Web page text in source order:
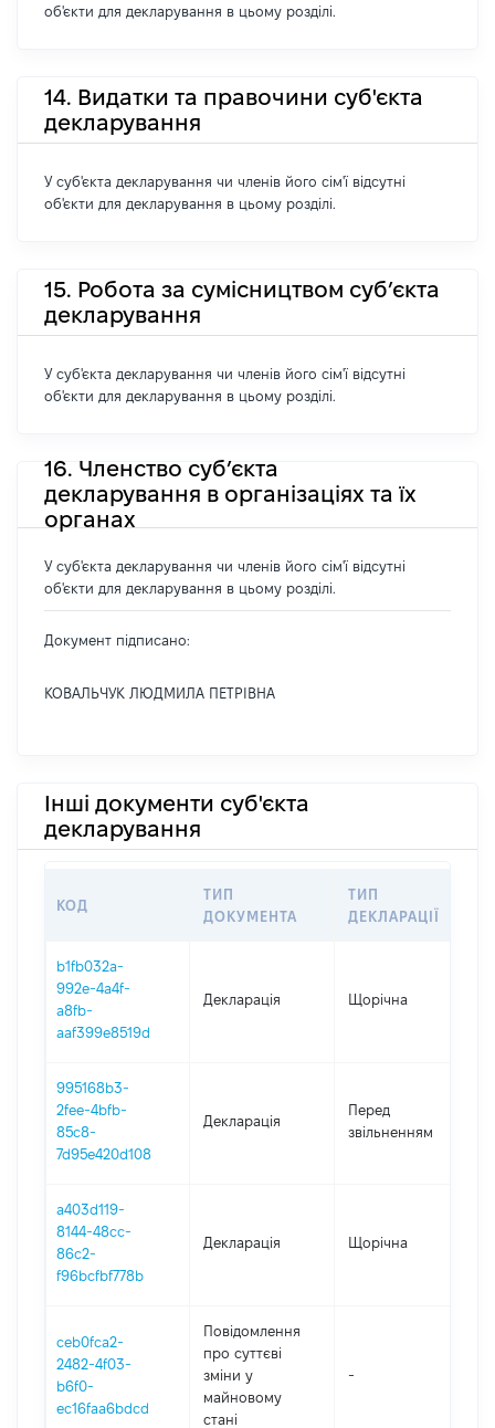
об'єкти для декларування в цьому розділі.
14. Видатки та правочини суб'єкта
декларування
У суб'єкта декларування чи членів його сім'ї відсутні
об'єкти для декларування в цьому розділі.
15. Робота за сумісництвом суб’єкта
декларування
У суб'єкта декларування чи членів його сім'ї відсутні
об'єкти для декларування в цьому розділі.
16. Членство суб’єкта
декларування в організаціях та їх
органах
У суб'єкта декларування чи членів його сім'ї відсутні
об'єкти для декларування в цьому розділі.
Документ підписано:
КОВАЛЬЧУК ЛЮДМИЛА ПЕТРІВНА
Інші документи суб'єкта
декларування
КОД
ТИП
ДОКУМЕНТА
ТИП
ДЕКЛАРАЦІЇ
b1fb032a-
992e-4a4f-
a8fb-
aaf399e8519d
Декларація Щорічна
995168b3-
2fee-4bfb-
85c8-
7d95e420d108
Декларація
Перед
звільненням
a403d119-
8144-48cc-
86c2-
f96bcfbf778b
Декларація Щорічна
ceb0fca2-
2482-4f03-
b6f0-
ec16faa6bdcd
Повідомлення
про суттєві
зміни y
майновому
стані
-